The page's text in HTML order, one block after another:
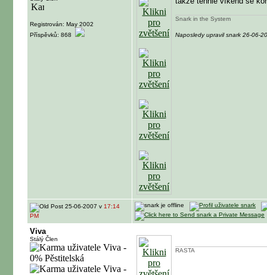
Registrován: May 2002
Příspěvků: 868
Snark in the System
Naposledy upravil snark 26-06-
25-06-2007 v 17:14
PM
Viva
Stálý Člen
RASTA